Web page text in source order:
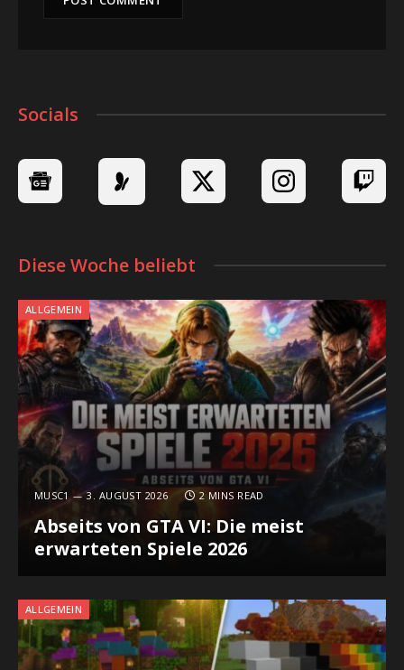
Socials
Diese Woche beliebt
ALLGEMEIN
MUSC1 3. AUGUST 2026 2 MINS READ
Abseits von GTA VI: Die meist
erwarteten Spiele 2026
ALLGEMEIN